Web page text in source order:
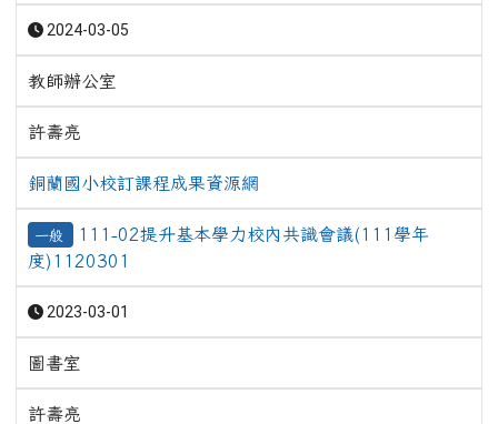
2024-03-05
教師辦公室
許壽亮
銅蘭國小校訂課程成果資源網
一般
111-02提升基本學力校內共識會議(111學年
度)1120301
2023-03-01
圖書室
許壽亮